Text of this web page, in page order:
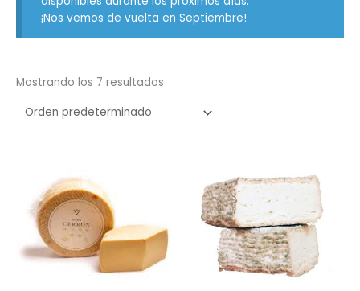
¡Nos vemos de vuelta en Septiembre!
Mostrando los 7 resultados